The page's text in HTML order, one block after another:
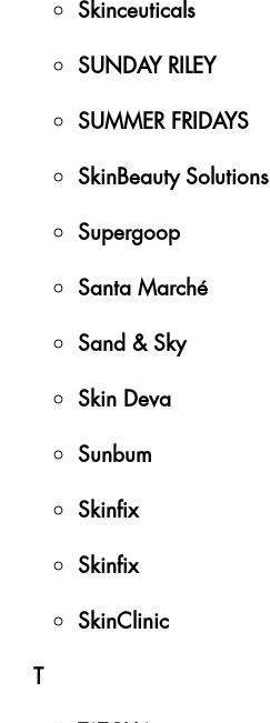
Skinceuticals
SUNDAY RILEY
SUMMER FRIDAYS
SkinBeauty Solutions
Supergoop
Santa Marché
Sand & Sky
Skin Deva
Sunbum
Skinfix
Skinfix
SkinClinic
T